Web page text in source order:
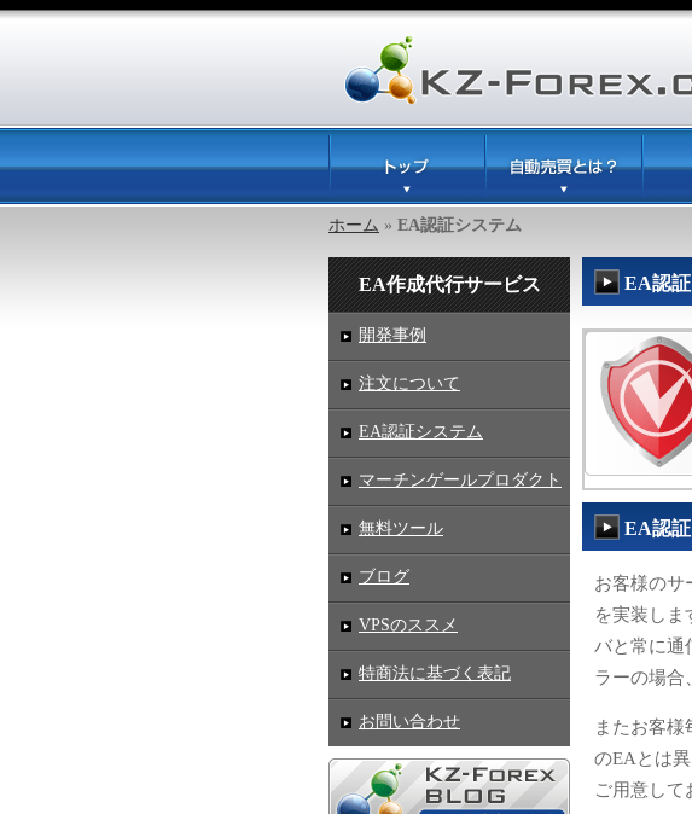
ホーム » EA認証システム
EA認
EA認
お客様のサ
を実装しま
バと常に通
ラーの場合
またお客
のEAとは
ご用意して
EA作成代行サービス
開発事例
注文について
EA認証システム
マーチンゲールプロダクト
無料ツール
ブログ
VPSのススメ
特商法に基づく表記
お問い合わせ